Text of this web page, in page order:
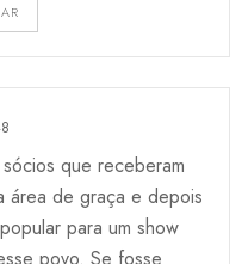
que receberam
área de graça e depois
para um show
povo. Se fosse